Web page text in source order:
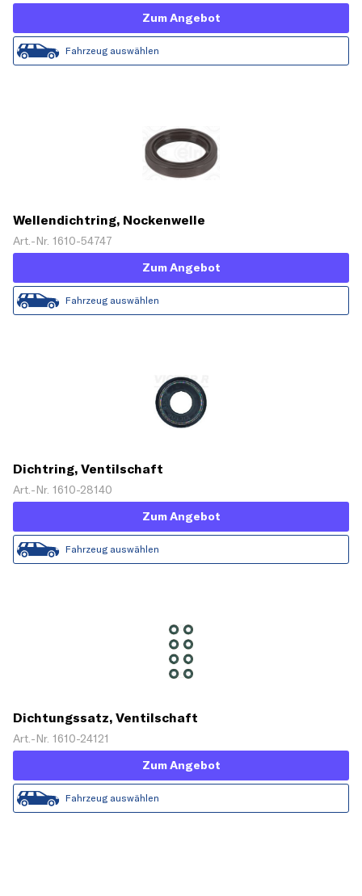
Zum Angebot
Fahrzeug auswählen
Wellendichtring, Nockenwelle
Art.-Nr. 1610-54747
Zum Angebot
Fahrzeug auswählen
Dichtring, Ventilschaft
Art.-Nr. 1610-28140
Zum Angebot
Fahrzeug auswählen
Dichtungssatz, Ventilschaft
Art.-Nr. 1610-24121
Zum Angebot
Fahrzeug auswählen